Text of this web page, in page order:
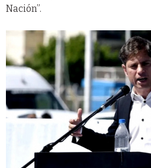
Nación”.